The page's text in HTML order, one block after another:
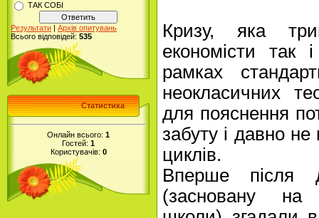
ТАК СОБІ
Результати | Архів опитувань
Всього відповідей: 535
Статистика
Онлайн всього: 1
Гостей: 1
Користувачів: 0
Кризу, яка
економісти так
рамках
неокласичних
для пояснення
забуту і давно
циклів.
Вперше після
(засновану на